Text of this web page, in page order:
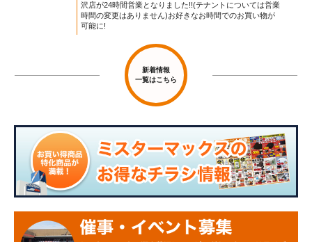
沢店が24時間営業となりました!!(テナントについては営業
時間の変更はありません)お好きなお時間でのお買い物が
可能に!
新着情報
一覧はこちら